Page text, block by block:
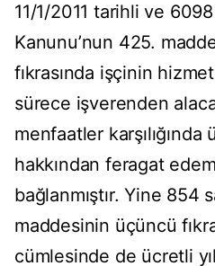
11/1/2011 tarihli ve
Kanunu’nun 425.
fıkrasında işçinin
sürece işverenden
menfaatler karşılığında
hakkından feragat
bağlanmıştır. Yine 854
maddesinin üçüncü
cümlesinde de ücretli